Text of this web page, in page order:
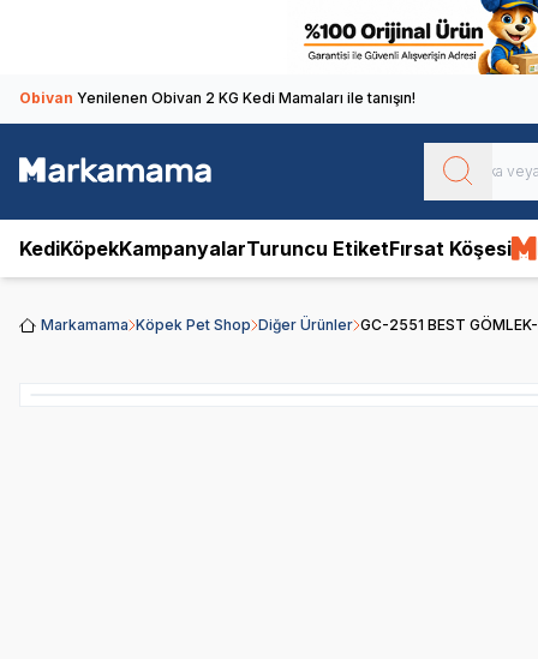
Obivan Yenilenen Obivan 2 KG Kedi Mamaları ile tanışın!
KediKöpekKampanyalarTuruncu EtiketFırsat Köşesi
Markamama Köpek Pet Shop Diğer Ürünler GC-2551 BEST